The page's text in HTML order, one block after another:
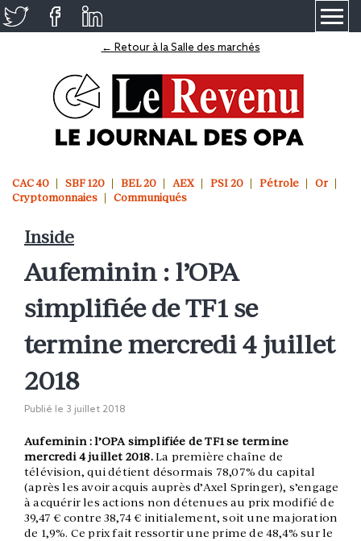
← Retour à la Salle des marchés
CAC 40 SBF 120 BEL 20 AEX PSI 20 Pétrole
Or
Cryptomonnaies
Communiqués
Inside
Aufeminin : l’OPA
simplifiée de TF1 se
termine mercredi 4 juillet
2018
Publié le 3 juillet 2018
Aufeminin : l’OPA simplifiée de TF1 se termine
mercredi 4 juillet 2018.La première chaîne de
télévision, qui détient désormais 78,07% du capital
(après les avoir acquis auprès d’Axel Springer), s’engage
à acquérir les actions non détenues au prix modifié de
39,47 € contre 38,74 € initialement, soit une majoration
de 1,9%. Ce prix fait ressortir une prime de 48,4% sur le